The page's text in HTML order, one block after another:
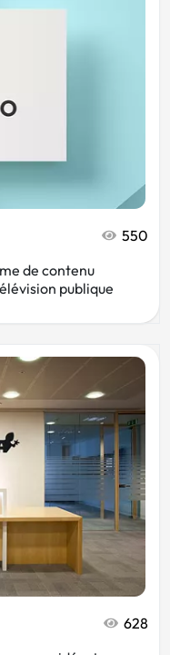
550
de contenu
publique
628